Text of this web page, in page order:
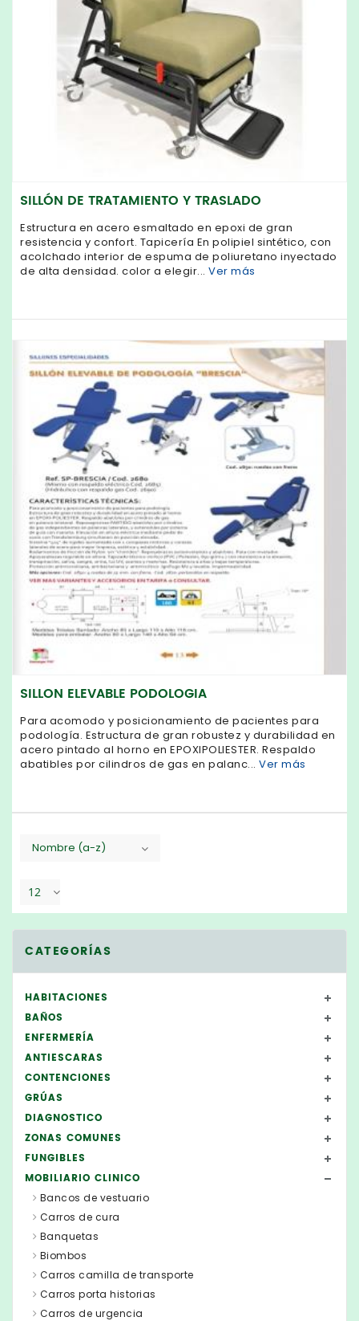
SILLÓN DE TRATAMIENTO Y TRASLADO
Estructura en acero esmaltado en epoxi de gran
resistencia y confort. Tapicería En polipiel sintético, con
acolchado interior de espuma de poliuretano inyectado
de alta densidad. color a elegir... Ver más
SILLON ELEVABLE PODOLOGIA
Para acomodo y posicionamiento de pacientes para
podología. Estructura de gran robustez y durabilidad en
acero pintado al horno en EPOXI­POLIESTER. Respaldo
abatibles por cilindros de gas en palanc... Ver más
Nombre (a-z)
12
CATEGORÍAS
HABITACIONES
BAÑOS
ENFERMERÍA
ANTIESCARAS
CONTENCIONES
GRÚAS
DIAGNOSTICO
ZONAS COMUNES
FUNGIBLES
MOBILIARIO CLINICO
Bancos de vestuario
Carros de cura
Banquetas
Biombos
Carros camilla de transporte
Carros porta historias
Carros de urgencia